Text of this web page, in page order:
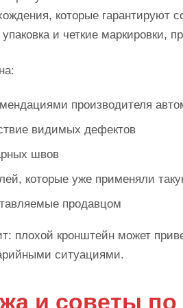
которые гарантируют
и четкие маркировки,
производителя
видимых дефектов
швов
которые уже применяли
продавцом
плохой кронштейн может
ситуациями.
и советы